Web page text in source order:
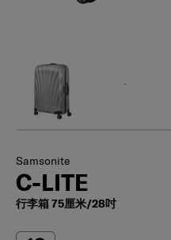
Samsonite
C-LITE
行李箱 75厘米/28吋